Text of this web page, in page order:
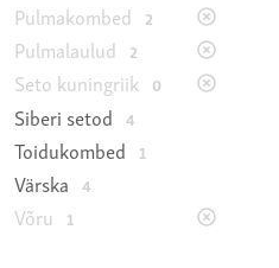
Pulmakombed 2
Pulmalaulud 2
Seto kuningriik 0
Siberi setod 4
Toidukombed 1
Värska 4
Võru 1